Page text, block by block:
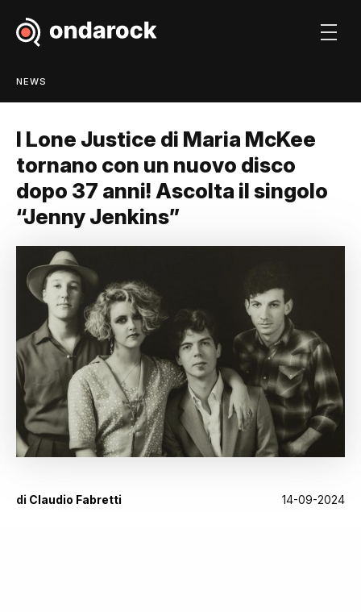
NEWS
I Lone Justice di Maria McKee
tornano con un nuovo disco
dopo 37 anni! Ascolta il singolo
“Jenny Jenkins”
di Claudio Fabretti 14-09-2024